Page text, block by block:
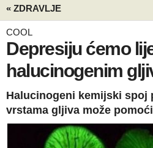
« ZDRAVLJE
COOL
Depresiju ćemo
halucinogenim
Halucinogeni kemijski spoj
vrstama gljiva može